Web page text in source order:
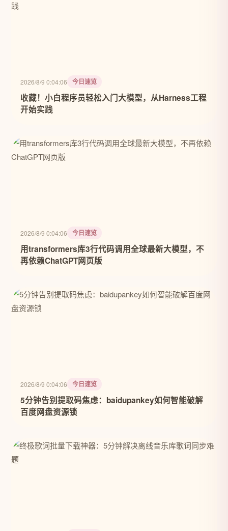
2026/8/9 0:04:06 今日速览
收藏！小白程序员轻松入门大模型，从Harness工程
开始实践
2026/8/9 0:04:06 今日速览
用transformers库3行代码调用全球最新大模型，不
再依赖ChatGPT网页版
2026/8/9 0:04:06 今日速览
5分钟告别提取码焦虑：baidupankey如何智能破解
百度网盘资源锁